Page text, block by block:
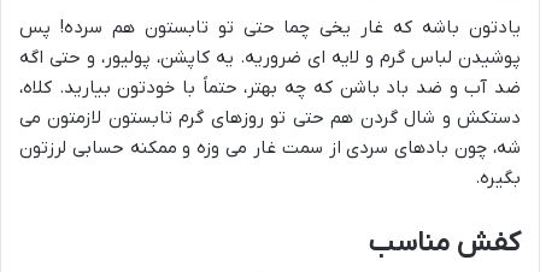
یادتون باشه که غار یخی چما حتی تو تابستون هم سرده! پس
پوشیدن لباس گرم و لایه ای ضروریه. یه کاپشن، پولیور، و حتی اگه
ضد آب و ضد باد باشن که چه بهتر، حتماً با خودتون بیارید. کلاه،
دستکش و شال گردن هم حتی تو روزهای گرم تابستون لازمتون می
شه، چون بادهای سردی از سمت غار می وزه و ممکنه حسابی لرزتون
بگیره.
کفش مناسب